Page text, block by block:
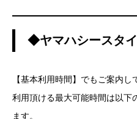
◆ヤマハシースタ
【基本利用時間】でもご案内
利用頂ける最大可能時間は以下
ます。